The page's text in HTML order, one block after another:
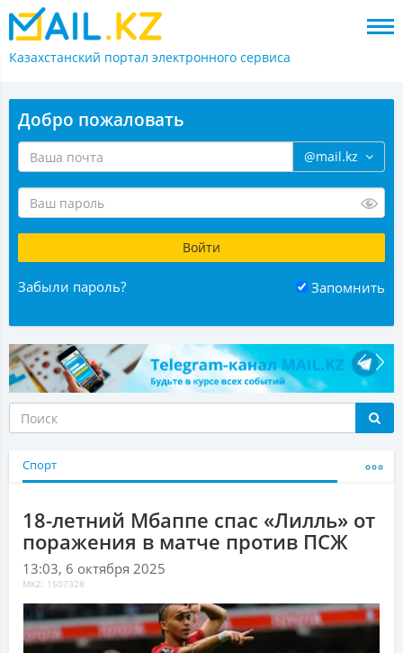
Казахстанский портал электронного сервиса
Добро пожаловать
@mail.kz
Забыли пароль? Запомнить
Спорт
18-летний Мбаппе спас «Лилль» от
поражения в матче против ПСЖ
13:03, 6 октября 2025
MKZ: 1507328